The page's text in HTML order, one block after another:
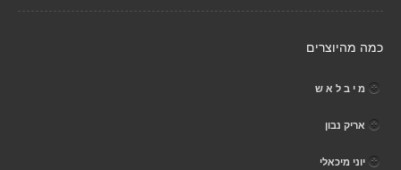
כמה מהיוצרים
מ י ב ל א ש
אריק נבון
יוני מיכאלי